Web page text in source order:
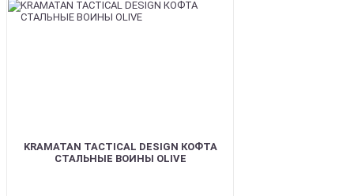
KRAMATAN TACTICAL DESIGN КОФТА
СТАЛЬНЫЕ ВОИНЫ OLIVE